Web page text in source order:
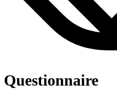
Questionnaire